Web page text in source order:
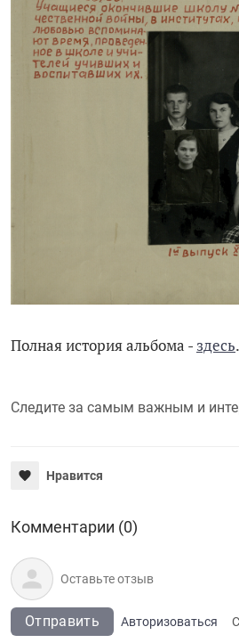
Полная история альбома - здесь.
Следите за самым важным и
Нравится
Комментарии (0)
Отправить Авторизоваться